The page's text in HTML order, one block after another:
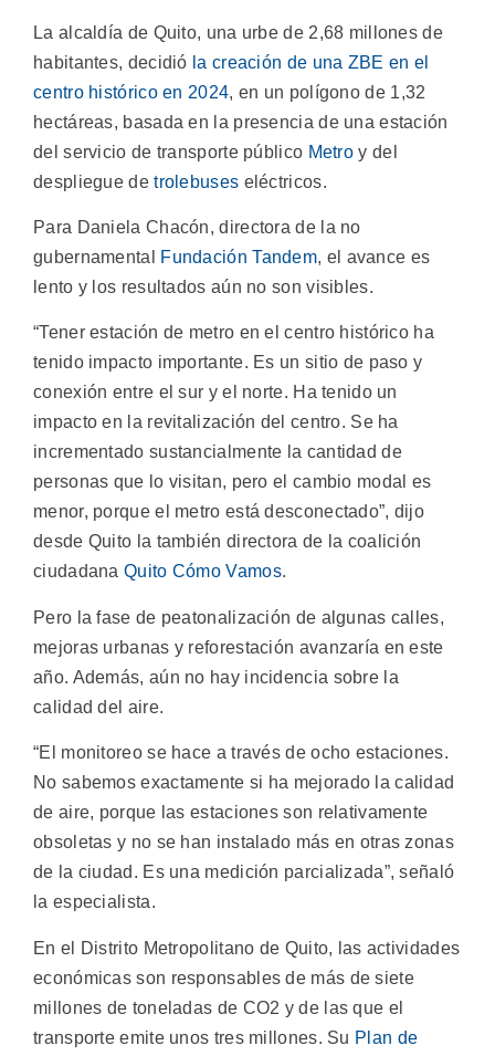
La alcaldía de Quito, una urbe de 2,68 millones de
habitantes, decidió la creación de una ZBE en el
centro histórico en 2024, en un polígono de 1,32
hectáreas, basada en la presencia de una estación
del servicio de transporte público Metro y del
despliegue detrolebuses eléctricos.
Para Daniela Chacón, directora de la no
gubernamental
Fundación Tandem, el avance es
lento y los resultados aún no son visibles.
“Tener estación de metro en el centro histórico ha
tenido impacto importante. Es un sitio de paso y
conexión entre el sur y el norte. Ha tenido un
impacto en la revitalización del centro. Se ha
incrementado sustancialmente la cantidad de
personas que lo visitan, pero el cambio modal es
menor, porque el metro está desconectado”, dijo
desde Quito la también directora de la coalición
ciudadanaQuito Cómo Vamos.
Pero la fase de peatonalización de algunas calles,
mejoras urbanas y reforestación avanzaría en este
año. Además, aún no hay incidencia sobre la
calidad del aire.
“El monitoreo se hace a través de ocho estaciones.
No sabemos exactamente si ha mejorado la calidad
de aire, porque las estaciones son relativamente
obsoletas y no se han instalado más en otras zonas
de la ciudad. Es una medición parcializada”, señaló
la especialista.
En el Distrito Metropolitano de Quito, las actividades
económicas son responsables de más de siete
millones de toneladas de CO2 y de las que el
transporte emite unos tres millones. Su Plan de